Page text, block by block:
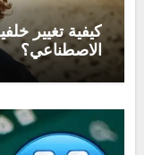
كيفية تغيير
الاصطناعي؟